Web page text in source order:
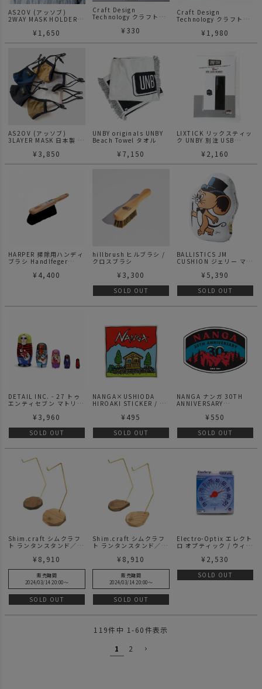
AS2OV (アッソブ)
2WAY MASK HOLDER
トラップ¥ 1,650
Craft Design
Technology クラフトデ
CDT フリクションボール
¥ 330
Craft Design
Technology クラフトデ
CDT フリクションボール
¥ 1,980
AS2OV (アッソブ)
3LAYER MASK 日本製 高
¥ 3,850
UNBY originals UNBY
Beach Towel タオル
¥ 7,150
LIXTICK リックスティッ
ク UNBY 別注 USB
ELECTRICS / 電気製品
¥ 2,160
HARPER 掃除用ハンディ
ブラシ Handlfeger
¥ 4,400
hillbrush ヒルブラシ /
クロスブラシ
¥ 3,300
SOLD OUT
BALLISTICS JM
CUSHION ジェリー マル
¥ 5,390
SOLD OUT
DETAIL INC. - 27 トゥ
エンティセブン マトリョ
¥ 3,960
SOLD OUT
NANGA×USHIODA
HIROAKI STICKER / ナ
ステッカー
¥ 495
SOLD OUT
NANGA ナンガ 30TH
ANNIVERSARY
アニバーサリーステッカ
¥ 550
SOLD OUT
Shim.craft シムクラフ
ト ランタンスタンド／
¥ 8,910
販売期間
2024/03/14 20:00〜
SOLD OUT
Shim.craft シムクラフ
ト ランタンスタンド／
¥ 8,910
販売期間
2024/03/14 20:00〜
SOLD OUT
Electro-Optix エレクト
ロ オプティック / ウィン
¥ 2,530
SOLD OUT
119件中 1-60件表示
1
2